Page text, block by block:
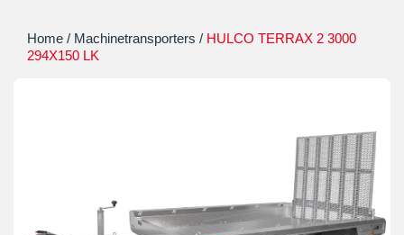
Home / Machinetransporters / HULCO TERRAX 2 3000
294X150 LK